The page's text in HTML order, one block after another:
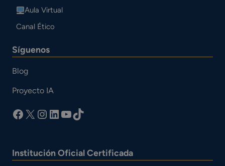
Aula Virtual
Canal Ético
Síguenos
Blog
Proyecto IA
facebook
X Instagram
LinkedIn
YouTube
TikTok
Institución Oficial Certificada